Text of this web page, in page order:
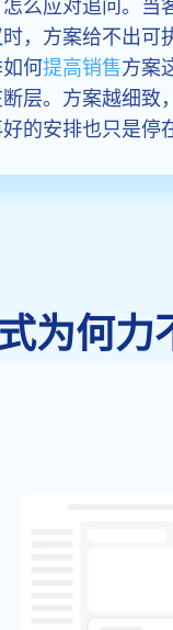
，方案给不出可
何提高销售方案
层。方案越细致
的安排也只是停
为何力